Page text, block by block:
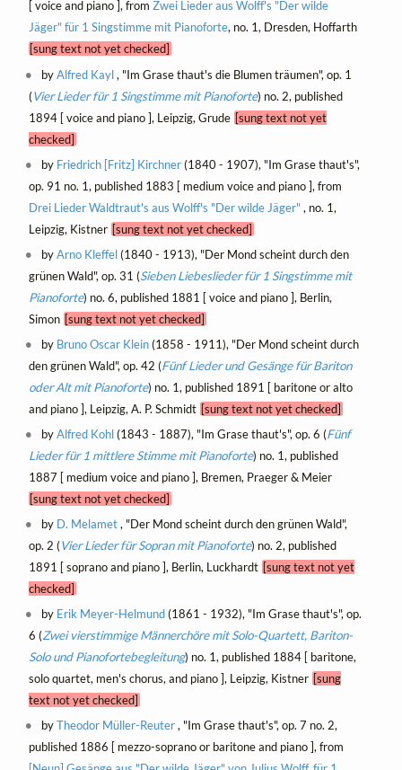
[ voice and piano ], from Zwei Lieder aus Wolff's "Der wilde
Jäger" für 1 Singstimme mit Pianoforte, no. 1, Dresden, Hoffarth
[sung text not yet checked]
byAlfred Kayl, "Im Grase thaut's die Blumen träumen", op. 1
(Vier Lieder für 1 Singstimme mit Pianoforte) no. 2, published
1894 [ voice and piano ], Leipzig, Grude [sung text not yet
checked]
by Friedrich [Fritz] Kirchner(1840 - 1907), "Im Grase thaut's",
op. 91 no. 1, published 1883 [ medium voice and piano ], from
Drei Lieder Waldtraut's aus Wolff's "Der wilde Jäger", no. 1,
Leipzig, Kistner [sung text not yet checked]
byArno Kleffel(1840 - 1913), "Der Mond scheint durch den
grünen Wald", op. 31 (Sieben Liebeslieder für 1 Singstimme mit
Pianoforte) no. 6, published 1881 [ voice and piano ], Berlin,
Simon [sung text not yet checked]
by Bruno Oscar Klein(1858 - 1911), "Der Mond scheint durch
den grünen Wald", op. 42 (Fünf Lieder und Gesänge für Bariton
oder Alt mit Pianoforte) no. 1, published 1891 [ baritone or alto
and piano ], Leipzig, A. P. Schmidt [sung text not yet checked]
byAlfred Kohl(1843 - 1887), "Im Grase thaut's", op. 6 (Fünf
Lieder für 1 mittlere Stimme mit Pianoforte) no. 1, published
1887 [ medium voice and piano ], Bremen, Praeger & Meier
[sung text not yet checked]
by D. Melamet, "Der Mond scheint durch den grünen Wald",
op. 2 (Vier Lieder für Sopran mit Pianoforte) no. 2, published
1891 [ soprano and piano ], Berlin, Luckhardt [sung text not yet
checked]
by Erik Meyer-Helmund(1861 - 1932), "Im Grase thaut's", op.
6 (Zwei vierstimmige Männerchöre mit Solo-Quartett, Bariton-
Solo und Pianofortebegleitung) no. 1, published 1884 [ baritone,
solo quartet, men's chorus, and piano ], Leipzig, Kistner [sung
text not yet checked]
byTheodor Müller-Reuter, "Im Grase thaut's", op. 7 no. 2,
published 1886 [ mezzo-soprano or baritone and piano ], from